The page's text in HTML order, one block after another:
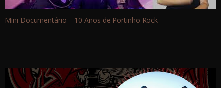
Mini Documentário – 10 Anos de Portinho Rock